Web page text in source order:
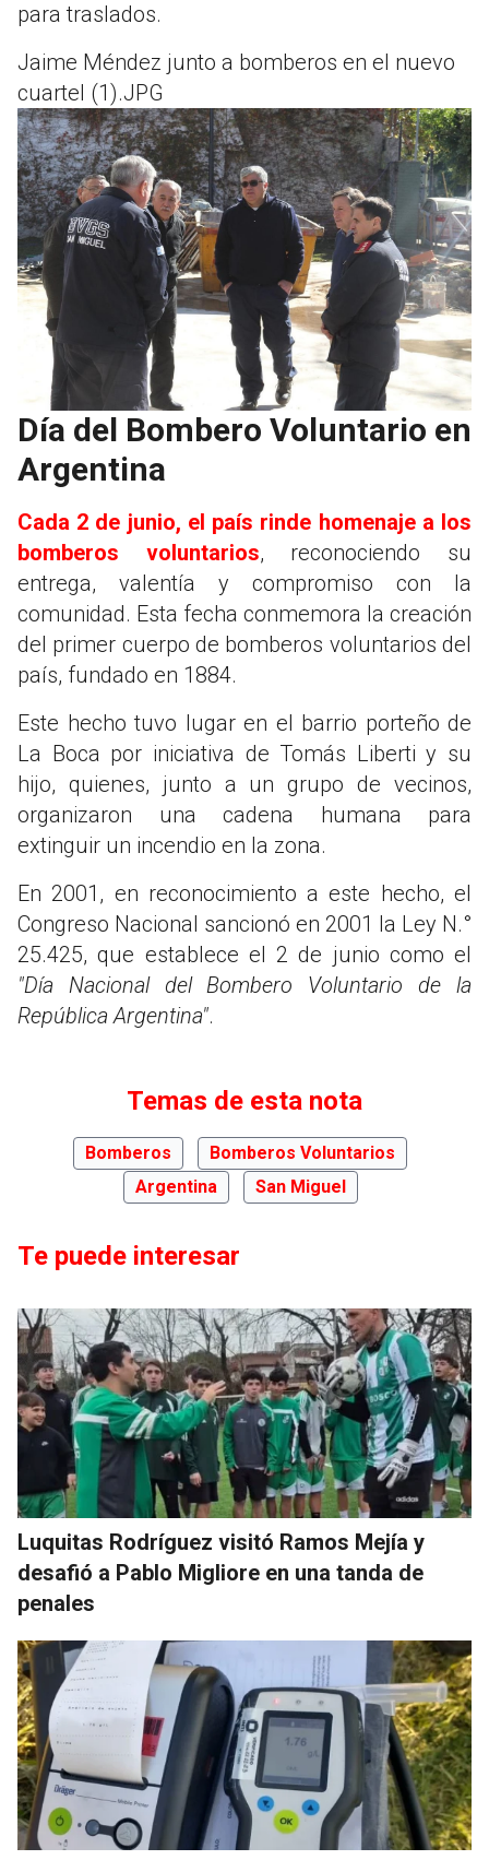
para traslados.
Jaime Méndez junto a bomberos en el nuevo
cuartel (1).JPG
Día del Bombero Voluntario en
Argentina
Cada 2 de junio, el país rinde homenaje a los
bomberos voluntarios, reconociendo su
entrega, valentía y compromiso con la
comunidad. Esta fecha conmemora la creación
del primer cuerpo de bomberos voluntarios del
país, fundado en 1884.
Este hecho tuvo lugar en el barrio porteño de
La Boca por iniciativa de Tomás Liberti y su
hijo, quienes, junto a un grupo de vecinos,
organizaron una cadena humana para
extinguir un incendio en la zona.
En 2001, en reconocimiento a este hecho, el
Congreso Nacional sancionó en 2001 la Ley N.°
25.425, que establece el 2 de junio como el
"Día Nacional del Bombero Voluntario de la
República Argentina".
Temas de esta nota
Bomberos
Bomberos Voluntarios
Argentina
San Miguel
Te puede interesar
Luquitas Rodríguez visitó Ramos Mejía y
desafió a Pablo Migliore en una tanda de
penales